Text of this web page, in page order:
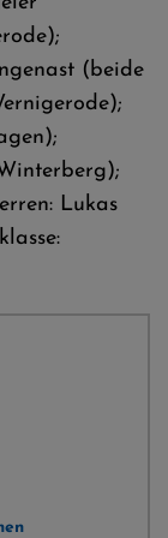
(beide
Lukas